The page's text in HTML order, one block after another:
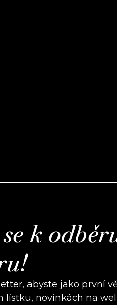
k
abyste jako první
lístku, novinkách na